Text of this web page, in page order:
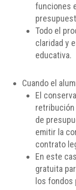
funciones
Todo el
claridad y
educativa.
Cuando el
El
retribución
de
emitir la
contrato
En este
gratuita
los